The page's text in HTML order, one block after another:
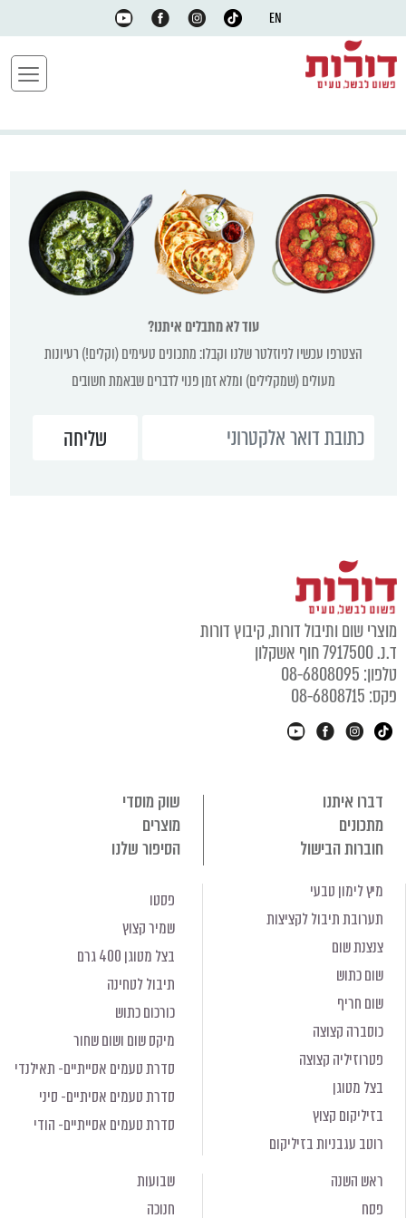
EN
עוד לא מתבלים איתנו?
הצטרפו עכשיו לניוזלטר שלנו וקבלו: מתכונים טעימים (וקלים!) רעיונות
מעולים (שמקלילים) ומלא זמן פנוי לדברים שבאמת חשובים
מוצרי שום ותיבול דורות, קיבוץ דורות
ד.נ. 7917500 חוף אשקלון
טלפון: 08-6808095
פקס: 08-6808715
דברו איתנו
שוק מוסדי
מתכונים
מוצרים
חוברות הבישול
הסיפור שלנו
מיץ לימון טבעי
תערובת תיבול לקציצות
צנצנת שום
שום כתוש
שום חריף
כוסברה קצוצה
פטרוזיליה קצוצה
בצל מטוגן
בזיליקום קצוץ
רוטב עגבניות בזיליקום
פסטו
שמיר קצוץ
בצל מטוגן 400 גרם
תיבול לטחינה
כורכום כתוש
מיקס שום ושום שחור
סדרת טעמים אסייתיים- תאילנדי
סדרת טעמים אסיתיים- סיני
סדרת טעמים אסייתיים- הודי
ראש השנה
פסח
שבועות
חנוכה